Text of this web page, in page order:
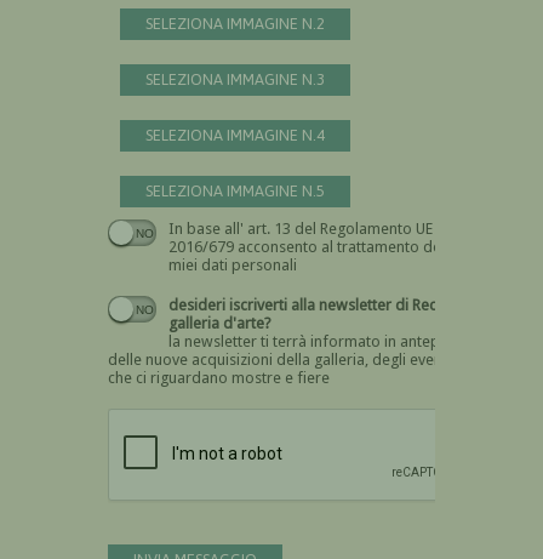
SELEZIONA IMMAGINE N.2
SELEZIONA IMMAGINE N.3
SELEZIONA IMMAGINE N.4
SELEZIONA IMMAGINE N.5
In base all' art. 13 del Regolamento UE n.
2016/679 acconsento al trattamento dei
miei dati personali
Devi dare il consenso
desideri iscriverti alla newsletter di Recta
galleria d'arte?
la newsletter ti terrà informato in anteprima
delle nuove acquisizioni della galleria, degli eventi
che ci riguardano mostre e fiere